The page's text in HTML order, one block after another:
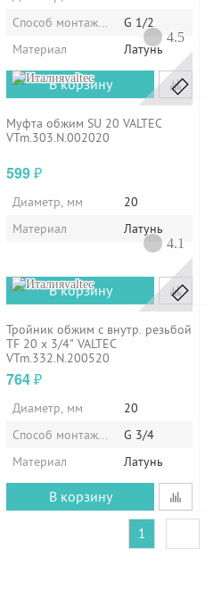
Способ монтажа/установки
G 1/2
Материал
Латунь
В корзину
valtec
4.5
Муфта обжим SU 20 VALTEC
VTm.303.N.002020
599₽
Диаметр, мм
20
Материал
Латунь
В корзину
valtec
4.1
Тройник обжим с внутр. резьбой
TF 20 х 3/4" VALTEC
VTm.332.N.200520
764₽
Диаметр, мм
20
Способ монтажа/установки
G 3/4
Материал
Латунь
В корзину
1